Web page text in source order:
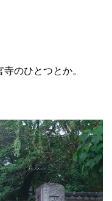
のひとつとか。